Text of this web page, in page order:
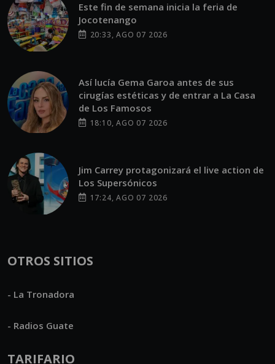
Este fin de semana inicia la feria de
Jocotenango
20:33, AGO 07 2026
Así lucía Gema Garoa antes de sus
cirugías estéticas y de entrar a La Casa
de Los Famosos
18:10, AGO 07 2026
Jim Carrey protagonizará el live action de
Los Supersónicos
17:24, AGO 07 2026
OTROS SITIOS
- La Tronadora
- Radios Guate
TARIFARIO